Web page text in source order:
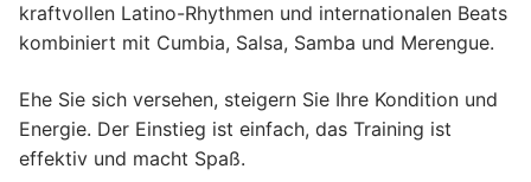
Yoga auf dem Stuhl
kraftvollen Latino-Rhythmen und internationalen Beats
kombiniert mit Cumbia, Salsa, Samba und Merengue.
Ehe Sie sich versehen, steigern Sie Ihre Kondition und
Energie. Der Einstieg ist einfach, das Training ist
effektiv und macht Spaß.